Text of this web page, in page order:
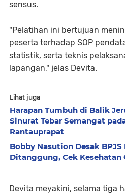
sensus.
"Pelatihan ini bertujuan
peserta terhadap SOP
statistik, serta teknis
lapangan," jelas Devita.
Lihat juga
Harapan Tumbuh di Balik
Sinurat Tebar Semangat
Rantauprapat
Bobby Nasution Desak
Ditanggung, Cek Kesehatan
Devita meyakini, selama tiga